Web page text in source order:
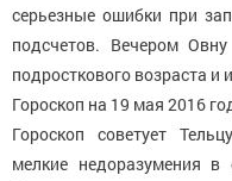
серьезные ошибки при
подсчетов. Вечером
подросткового возраста и
Гороскоп на 19 мая 2016
Гороскоп советует
мелкие недоразумения